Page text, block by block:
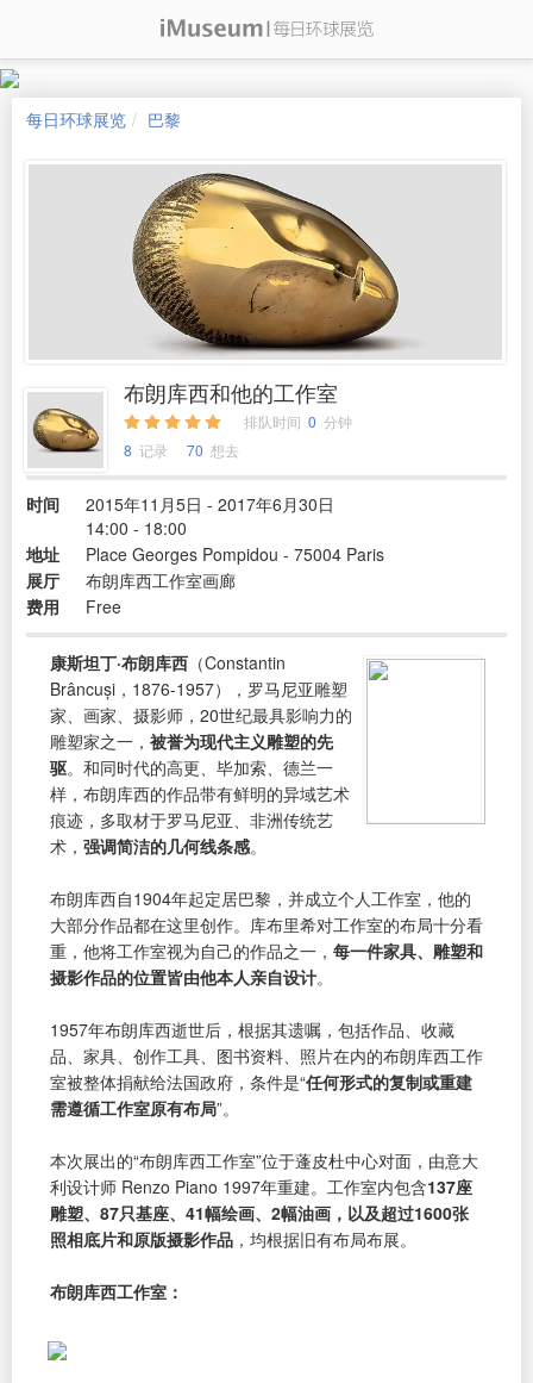
每日环球展览 巴黎
布朗库西和他的工作室
排队时间 0 分钟
8 记录 70 想去
时间
2015年11月5日 - 2017年6月30日
14:00 - 18:00
地址
Place Georges Pompidou - 75004 Paris
展厅
布朗库西工作室画廊
费用
Free
康斯坦丁·布朗库西 （Constantin
Brâncuși，1876-1957），罗马尼亚雕塑
家、画家、摄影师，20世纪最具影响力的
雕塑家之一， 被誉为现代主义雕塑的先
驱。和同时代的高更、毕加索、德兰一
样，布朗库西的作品带有鲜明的异域艺术
痕迹，多取材于罗马尼亚、非洲传统艺
术， 强调简洁的几何线条感。
布朗库西自1904年起定居巴黎，并成立个人工作室，他的
大部分作品都在这里创作。库布里希对工作室的布局十分看
重，他将工作室视为自己的作品之一， 每一件家具、雕塑和
摄影作品的位置皆由他本人亲自设计。
1957年布朗库西逝世后，根据其遗嘱，包括作品、收藏
品、家具、创作工具、图书资料、照片在内的布朗库西工作
室被整体捐献给法国政府，条件是“任何形式的复制或重建
需遵循工作室原有布局”。
本次展出的“布朗库西工作室”位于蓬皮杜中心对面，由意大
利设计师 Renzo Piano 1997年重建。工作室内包含137座
雕塑、87只基座、41幅绘画、2幅油画，以及超过1600张
照相底片和原版摄影作品 ，均根据旧有布局布展。
布朗库西工作室：